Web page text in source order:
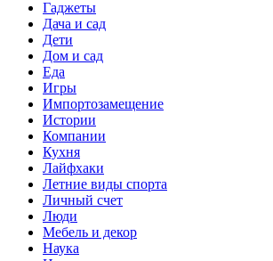
Гаджеты
Дача и сад
Дети
Дом и сад
Еда
Игры
Импортозамещение
Истории
Компании
Кухня
Лайфхаки
Летние виды спорта
Личный счет
Люди
Мебель и декор
Наука